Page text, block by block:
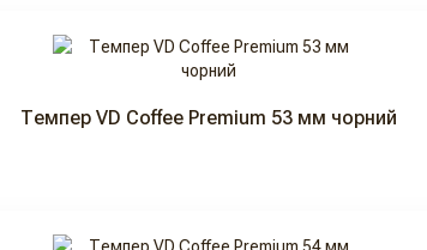
Темпер VD Coffee Premium 53 мм чорний